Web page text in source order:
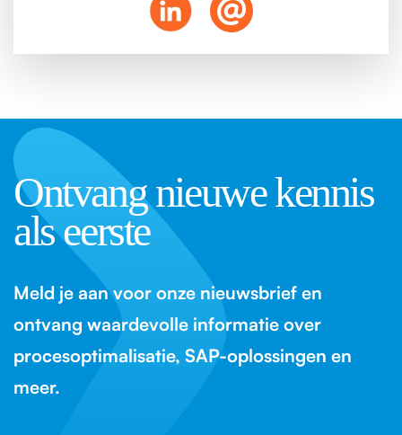
Ontvang nieuwe kennis
als eerste
Meld je aan voor onze nieuwsbrief en
ontvang waardevolle informatie over
procesoptimalisatie, SAP-oplossingen en
meer.